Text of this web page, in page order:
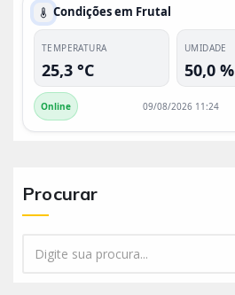
Condições em Frutal
TEMPERATURA
25,3 °C
UMIDADE
50,0 %
Online 09/08/2026 11:24
Procurar